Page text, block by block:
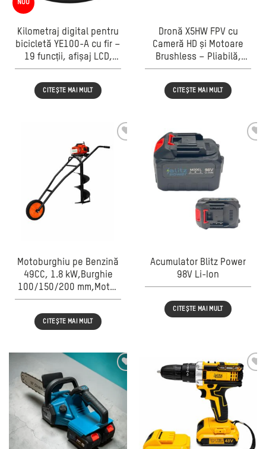
NOU
Kilometraj digital pentru
bicicletă YE100-A cu fir –
19 funcții, afișaj LCD,
temperatură și ceas
CITEȘTE MAI MULT
Dronă X5HW FPV cu
Cameră HD și Motoare
Brushless – Pliabilă,
Transmisie Video în Timp
Real
CITEȘTE MAI MULT
Motoburghiu pe Benzină
49CC, 1.8 kW,Burghie
100/150/200 mm,Motor
2T,răcit cu aer,Pornire
Manuală
CITEȘTE MAI MULT
Acumulator Blitz Power
98V Li-Ion
CITEȘTE MAI MULT